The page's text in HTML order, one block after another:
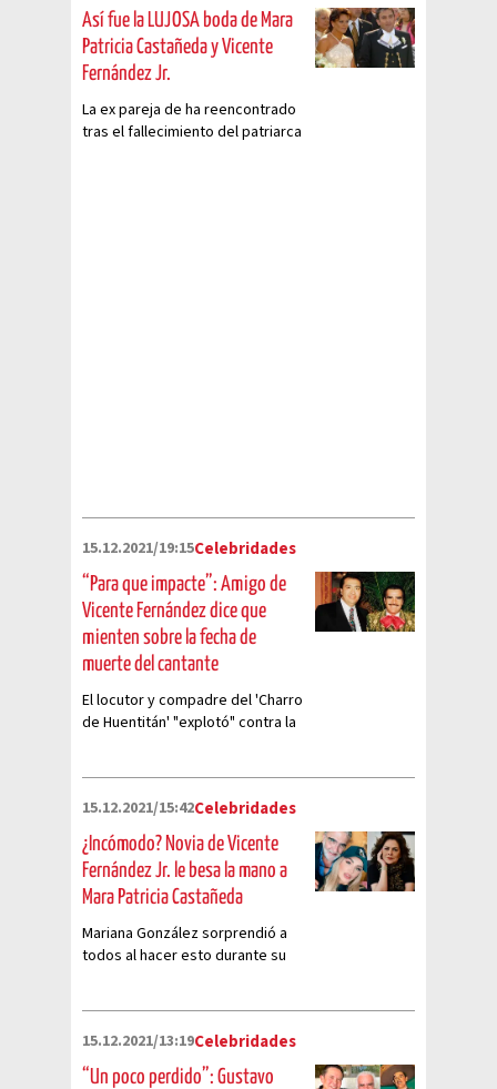
Así fue la LUJOSA boda de Mara
Patricia Castañeda y Vicente
Fernández Jr.
La ex pareja de ha reencontrado
tras el fallecimiento del patriarca
15.12.2021/19:15Celebridades
“Para que impacte”: Amigo de
Vicente Fernández dice que
mienten sobre la fecha de
muerte del cantante
El locutor y compadre del 'Charro
de Huentitán' "explotó" contra la
15.12.2021/15:42Celebridades
¿Incómodo? Novia de Vicente
Fernández Jr. le besa la mano a
Mara Patricia Castañeda
Mariana González sorprendió a
todos al hacer esto durante su
15.12.2021/13:19Celebridades
“Un poco perdido”: Gustavo